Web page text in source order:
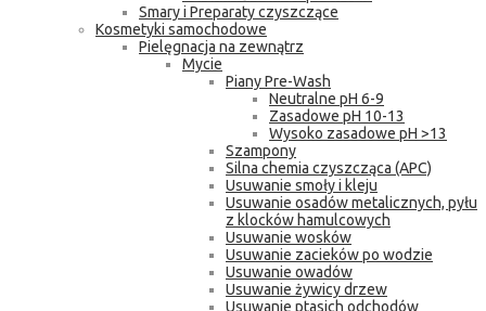
Smary i Preparaty czyszczące
Kosmetyki samochodowe
Pielęgnacja na zewnątrz
Mycie
Piany Pre-Wash
Neutralne pH 6-9
Zasadowe pH 10-13
Wysoko zasadowe pH >13
Szampony
Silna chemia czyszcząca (APC)
Usuwanie smoły i kleju
Usuwanie osadów metalicznych, pyłu
z klocków hamulcowych
Usuwanie wosków
Usuwanie zacieków po wodzie
Usuwanie owadów
Usuwanie żywicy drzew
Usuwanie ptasich odchodów